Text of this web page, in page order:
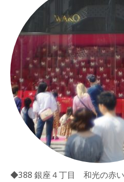
◆388 銀座４丁目 和光の赤い